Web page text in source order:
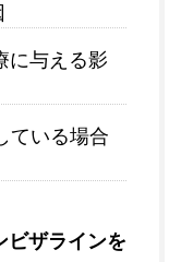
に与える影
ている場合
ビザラインを